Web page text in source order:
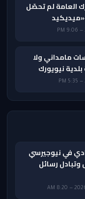
العامة لم تحصّل
مامداني ولا
نيويورك
في نيوجيرسي
رسائل